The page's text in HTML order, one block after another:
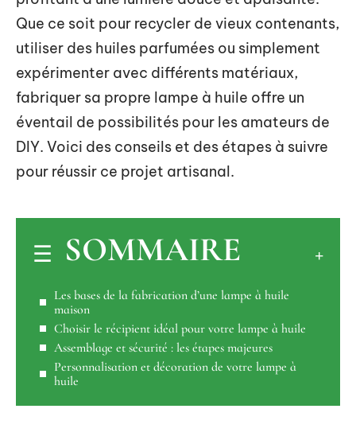
Que ce soit pour recycler de vieux contenants,
utiliser des huiles parfumées ou simplement
expérimenter avec différents matériaux,
fabriquer sa propre lampe à huile offre un
éventail de possibilités pour les amateurs de
DIY. Voici des conseils et des étapes à suivre
pour réussir ce projet artisanal.
SOMMAIRE
Les bases de la fabrication d’une lampe à huile
maison
Choisir le récipient idéal pour votre lampe à huile
Assemblage et sécurité : les étapes majeures
Personnalisation et décoration de votre lampe à
huile